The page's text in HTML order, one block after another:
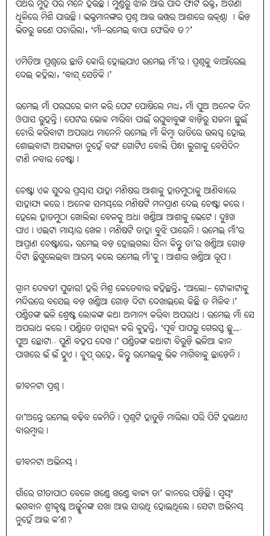
ପଥର ମୁହଁ ପରି ମନେ ହଉଛି। ମୁଣ୍ଡରୁ ଝାଳ ଆଉ ପାଦ ଫାଟି ରକ୍ତ, ଅଗଣା
ଧୂଳିରେ ମିଶି ଯାଉଛି। ଭକ୍ତମାନଙ୍କର ପ୍ରଶ୍ନ ଆଉ ଉତ୍ତର ଆଶାରେ ଉତ୍କଣ୍ଠା । ଭିଡ଼
ଭିତରୁ ଜଣେ ପଚାରିଲା, ‘ମାଁ–ରମେଇ ବାପା ଫେରିବ ତ?’
ଏମିତିଆ ପ୍ରଶ୍ନରେ ଛାତି କୋରି ହୋଇଯାଏ ରମେଇ ମାଁ’ର। ପ୍ରଶ୍ନକୁ ବାଆଁରେଇ
ଦେଇ କହିଲା, ‘ବାସ୍‌ ସେତିକି।’
ରମେଇ ମାଁ ପରଘରେ କାମ କରି ପେଟ ପୋଷିଲେ ମଧ୍ୟ, ମାଁ ପୁଅ ଅନେକ ଦିନ
ଓପାସ ରୁହନ୍ତି। ପେଟର ଭୋକ ମାରିବା ପାଇଁ ରଘୁବାବୁଙ୍କ ବାଡ଼ିରୁ ସଜନା ଛୁଇଁ
ଚୋରି କରିବାଟା ଅପରାଧ ମାନେନି ରମେଇ ମାଁ କିମ୍ବା ରାତିରେ ଉଲଗ୍ନ ହୋଇ
ଶୋଇବାଟା ଅସଭ୍ୟତା ନୁହେଁ ବରଂ ଗୋଟିଏ ବୋଲି ପିନ୍ଧା ଲୁଗାକୁ ବେସିଦିନ
ଟାଣି ନବାର ଚେଷ୍ଟା।
ଚେଷ୍ଟା ଏକ ସୁନ୍ଦର ପ୍ରୟାସ ଯାହା ମଣିଷର ଆଶାକୁ ହାତମୁଠାକୁ ଆଣିବାରେ
ସାହାଯ୍ୟ କରେ। ଅନେକ ସମୟରେ ମଣିଷଟି ମନପ୍ରାଣ ଦେଇ ଚେଷ୍ଟା କରେ।
ହେଲେ ହାତମୁଠା ଖୋଲିଲା ବେଳକୁ ଅଧା ଖଣ୍ଡିଆ ଆଶାକୁ ଭେଟେ। ଦୁଃଖ
ପାଏ। ଏଇଟା ମାୟାର ଖେଳ। ମଣିଷଟି ତାହା ବୁଝି ପାରେନି। ରମେଇ ମାଁ’ର
ଆପ୍ରାଣ ଚେଷ୍ଟାରେ, ରମେଇ ବଡ଼ ହୋଇଗଲା ସିନା କିନ୍ତୁ ତା’ର ଖଣ୍ଡିଆ ଗୋଡ଼
ଦିଟା ଛିଗୁଲେଇବା ଆରମ୍ଭ କଲେ ରମେଇ ମାଁ’କୁ। ଆଶାର ଖଣ୍ଡିଆ ରୂପ।
ଗ୍ରାମ ଦେବତୀ ପୁଜାରୀ ହରି ମିଶ୍ର କେତେବାର କହିଛନ୍ତି, ‘ଆଲୋ- ଟୋକାଟାକୁ
ମନ୍ଦିରରେ ବସେଇ ବଡ଼ ଖଣ୍ଡିଆ ଗୋଡ଼ ଦିଟା ଦେଖାଇଲେ କିଛି ତ ମିଳିବ।’
ପଣ୍ଡିତଙ୍କ ଭଳି ଶ୍ରେଷ୍ଟ ଲୋକଙ୍କ କଥା ଅମାନ୍ୟ କରିବା ଅପରାଧ। ରମେଇ ମାଁ ସେ
ଅପରାଧ କରେ। ପଣ୍ଡିତେ ତାତ୍ସଲ୍ୟ କରି କୁହନ୍ତି, ‘ପୂର୍ବ ପାପରୁ ଗେରସ୍ତ ଛୁ….
ପୁଅ ଛୋଟା.. ପୁଣି ବହପ ଦେଖ।’ ପଣ୍ଡିତଙ୍କ କଥାଟା ବିରୁଡ଼ି ଭଳିଆ କାନ
ପାଖରେ ଭଁ ଭଁ ହୁଏ। ଚୁପ୍‌ ରହେ, କିନ୍ତୁ ରମେଇକୁ ଭିକ ମାଗିବାକୁ ଛାଡ଼େନି।
ଜୀବନଟା ପ୍ରଶ୍ନ।
ତା’ଅନ୍ତେ ରମେଇ ବଢ଼ିବ କେମିତି। ପ୍ରଶ୍ନଟି ହାତୁଡ଼ି ମାରିଲା ପରି ପିଟି ହଉଥାଏ
ବାରମ୍ବାର।
ଜୀବନଟା ଅଭିନୟ।
ଗାଁରେ ଗୀତାପାଠ ବେଳେ ଖଣ୍ଡେ ଖଣ୍ଡେ ବାକ୍ୟ ତା’ କାନରେ ପଡ଼ିଛି। ସ୍ବୟଂ
ଭଗବାନ ଶ୍ରୀକୃଷ୍ଣ ଅର୍ଜ୍ଜୁନଙ୍କ ସଖା ଆଉ ସାରଥି ହୋଇଥିଲେ। ସେଟା ଅଭିନୟ
ନୁହେଁ ଆଉ କ’ଣ?